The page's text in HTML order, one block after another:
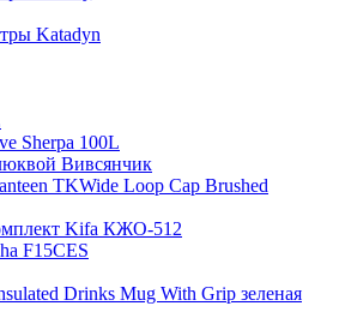
Katadyn
Sherpa 100L
Вивсянчик
TKWide Loop Cap Brushed
Kifa КЖО-512
F15CES
Drinks Mug With Grip зеленая